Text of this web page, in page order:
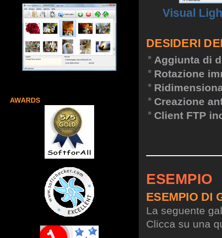
AWARDS
Visual
DESIDERI
Aggiunta di
Rotazione
Creazione
Client FTP
ESEMPIO
ESEMPIO DI
La seguente
Clicca su una